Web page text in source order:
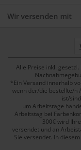
Wir versenden mit
Alle Preise inkl.
*Ein Versand innerhalb
wenn der/die bestellte/n
ist/
um Arbeitstage
Arbeitstag bei
300€ wird
versendet und an
Sie versendet. In